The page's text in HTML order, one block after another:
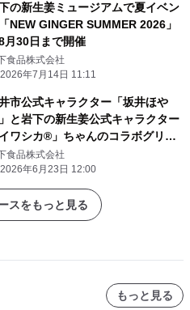
の新生姜ミュージアムで夏イベン
NEW GINGER SUMMER 2026」
月30日まで開催
食品株式会社
2026年7月14日 11:11
市公式キャラクター「坂井ほや
と岩下の新生姜公式キャラクター
イワシカ®」ちゃんのコラボグリー
ングを6月28日開催！期間限定コ
メニューを6月19日から提供＆コ
グッズ6月28日発売
食品株式会社
2026年6月23日 12:00
スをもっと見る
もっと見る